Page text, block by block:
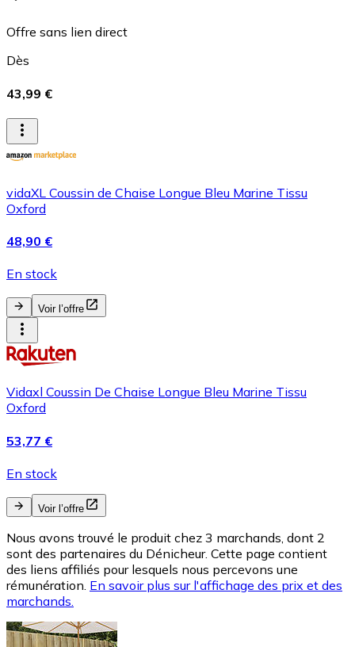
Offre sans lien direct
Dès
43,99 €
vidaXL Coussin de Chaise Longue Bleu Marine Tissu
Oxford
48,90 €
En stock
Voir l’offre
Vidaxl Coussin De Chaise Longue Bleu Marine Tissu
Oxford
53,77 €
En stock
Voir l’offre
Nous avons trouvé le produit chez 3 marchands, dont 2
sont des partenaires du Dénicheur. Cette page contient
des liens affiliés pour lesquels nous percevons une
rémunération. En savoir plus sur l'affichage des prix et des
marchands.